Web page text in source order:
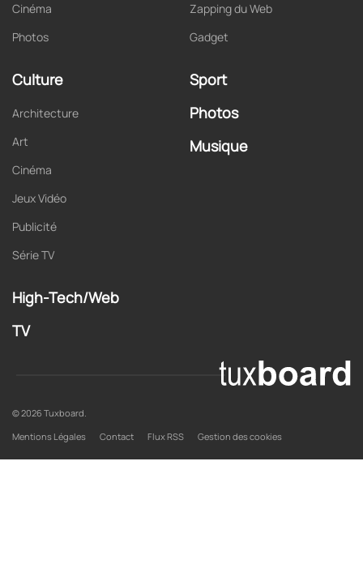
Cinéma
Photos
Zapping du Web
Gadget
Culture
Architecture
Art
Cinéma
Jeux Vidéo
Publicité
Série TV
Sport
Photos
Musique
High-Tech/Web
TV
© 2026 Tuxboard.
Mentions Légales
Contact Flux RSS Gestion des cookies